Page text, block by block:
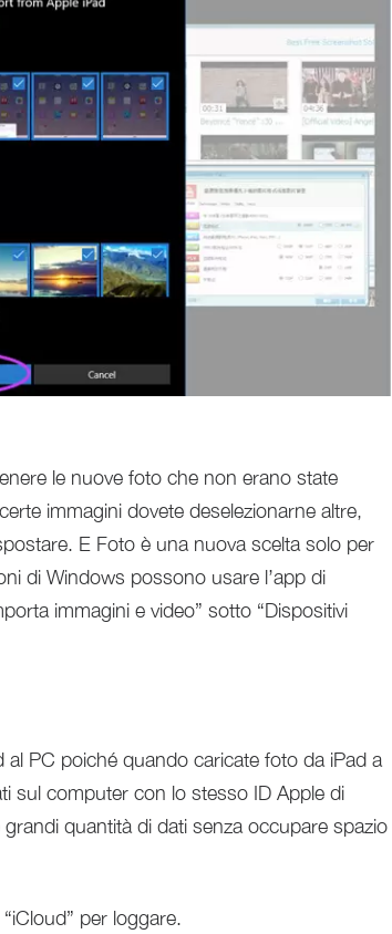
le nuove foto che non erano state
immagini dovete deselezionarne altre,
E Foto è una nuova scelta solo per
di Windows possono usare l’app di
immagini e video” sotto “Dispositivi
al PC poiché quando caricate foto da iPad a
sul computer con lo stesso ID Apple di
quantità di dati senza occupare spazio
per loggare.